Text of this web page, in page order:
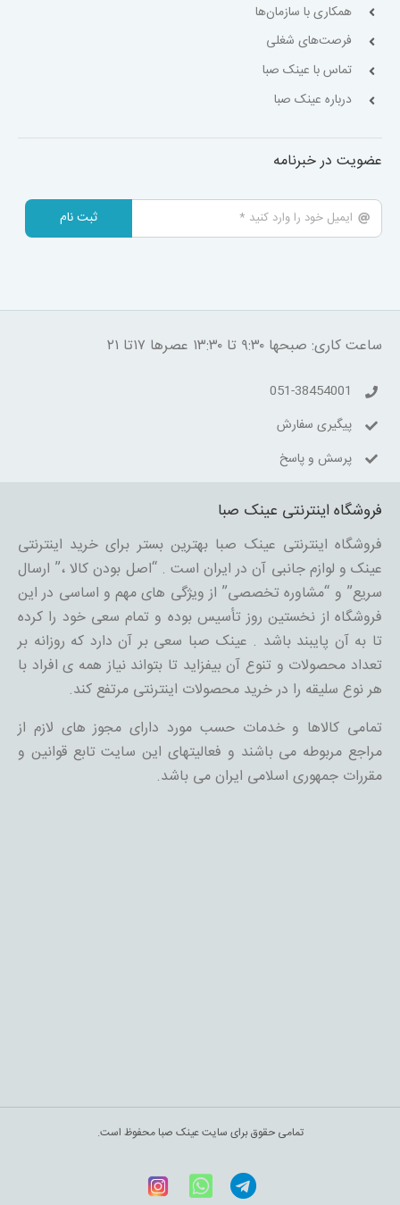
همکاری با سازمان‌ها
فرصت‌های شغلی
تماس با عینک صبا
درباره عینک صبا
عضویت در خبرنامه
ثبت نام
ساعت کاری: صبحها ۹:۳۰ تا ۱۳:۳۰ عصرها ۱۷تا ۲۱
051-38454001
پیگیری سفارش
پرسش و پاسخ
فروشگاه اینترنتی عینک صبا
فروشگاه اینترنتی عینک صبا بهترین بستر برای خرید اینترنتی
عینک و لوازم جانبی آن در ایران است . “اصل بودن کالا ،” ارسال
سریع” و “مشاوره تخصصی” از ویژگی های مهم و اساسی در این
فروشگاه از نخستین روز تأسیس بوده و تمام سعی خود را کرده
تا به آن پایبند باشد . عینک صبا سعی بر آن دارد که روزانه بر
تعداد محصولات و تنوع آن بیفزاید تا بتواند نیاز همه ی افراد با
هر نوع سلیقه را در خرید محصولات اینترنتی مرتفع کند.
تمامی کالاها و خدمات حسب مورد دارای مجوز های لازم از
مراجع مربوطه می باشند و فعالیتهای این سایت تابع قوانین و
مقررات جمهوری اسلامی ایران می باشد.
تمامی حقوق برای سایت عینک صبا محفوظ است.
Telegram
WhatsApp
اینستاگرام